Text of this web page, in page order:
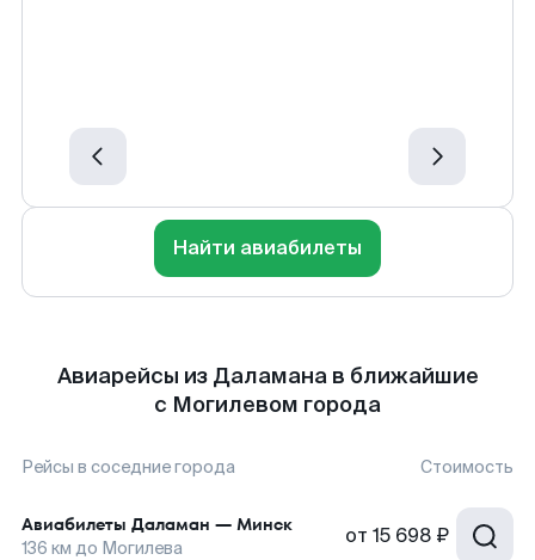
Найти авиабилеты
Авиарейсы из Даламана в ближайшие
с Могилевом города
Рейсы в соседние города Стоимость
Авиабилеты Даламан — Минск
136 км до Могилева от 15 698 ₽